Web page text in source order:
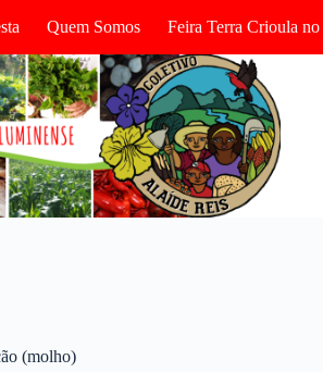
Quem Somos Feira Terra Crioula
(molho)